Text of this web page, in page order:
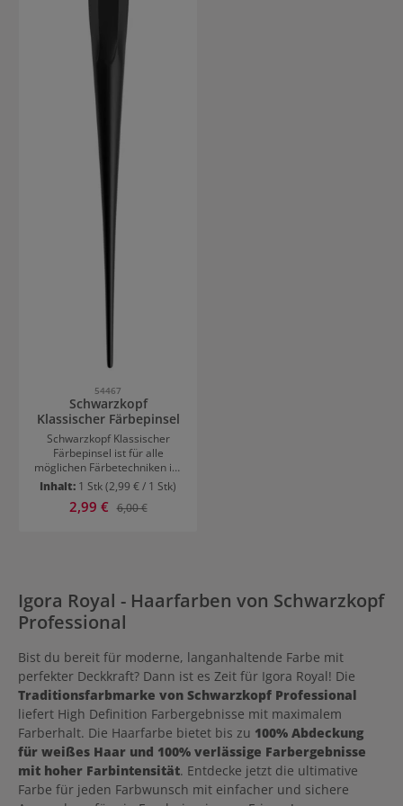
54467
Schwarzkopf
Klassischer Färbepinsel
Schwarzkopf Klassischer
Färbepinsel ist für alle
möglichen Färbetechniken im
Salon geeignet. Er ist eines
der wichtigsten Werkzeuge
für Friseure.
Inhalt: 1 Stk(2,99 € / 1 Stk)
Verkaufspreis:
2,99 € Regulärer Preis:
6,00 €
Igora Royal - Haarfarben von Schwarzkopf
Professional
Bist du bereit für moderne, langanhaltende Farbe mit
perfekter Deckkraft? Dann ist es Zeit für Igora Royal! Die
Traditionsfarbmarke von Schwarzkopf Professional
liefert High Definition Farbergebnisse mit maximalem
Farberhalt. Die Haarfarbe bietet bis zu 100% Abdeckung
für weißes Haar und 100% verlässige Farbergebnisse
mit hoher Farbintensität. Entdecke jetzt die ultimative
Farbe für jeden Farbwunsch mit einfacher und sichere